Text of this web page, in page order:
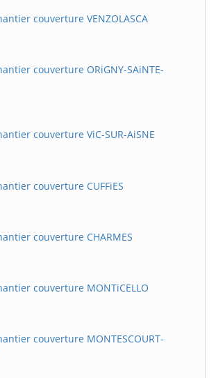
couverture VENZOLASCA
couverture ORiGNY-SAiNTE-
couverture ViC-SUR-AiSNE
couverture CUFFiES
couverture CHARMES
couverture MONTiCELLO
couverture MONTESCOURT-